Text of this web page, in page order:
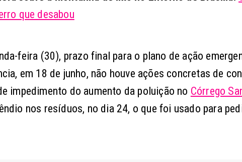
que desabou
feira (30), prazo final para o plano de ação
em 18 de junho, não houve ações concretas de
impedimento do aumento da poluição no Córrego
nos resíduos, no dia 24, o que foi usado para